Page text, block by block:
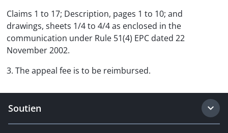
Claims 1 to 17; Description, pages 1 to 10; and
drawings, sheets 1/4 to 4/4 as enclosed in the
communication under Rule 51(4) EPC dated 22
November 2002.
3. The appeal fee is to be reimbursed.
Soutien